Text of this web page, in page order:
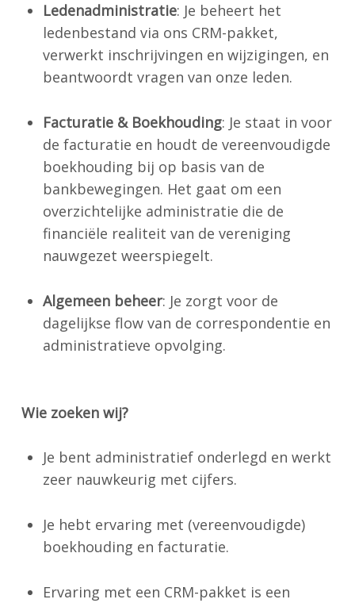
Ledenadministratie: Je beheert het
ledenbestand via ons CRM-pakket,
verwerkt inschrijvingen en wijzigingen, en
beantwoordt vragen van onze leden.
Facturatie & Boekhouding: Je staat in voor
de facturatie en houdt de vereenvoudigde
boekhouding bij op basis van de
bankbewegingen. Het gaat om een
overzichtelijke administratie die de
financiële realiteit van de vereniging
nauwgezet weerspiegelt.
Algemeen beheer: Je zorgt voor de
dagelijkse flow van de correspondentie en
administratieve opvolging.
Wie zoeken wij?
Je bent administratief onderlegd en werkt
zeer nauwkeurig met cijfers.
Je hebt ervaring met (vereenvoudigde)
boekhouding en facturatie.
Ervaring met een CRM-pakket is een